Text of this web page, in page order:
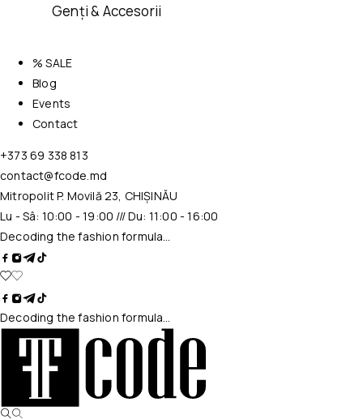
Genți & Accesorii
% SALE
Blog
Events
Contact
+373 69 338 813
contact@fcode.md
Mitropolit P. Movilă 23, CHIȘINĂU
Lu - Sâ: 10:00 - 19:00 /// Du: 11:00 - 16:00
Decoding the fashion formula…
Decoding the fashion formula…